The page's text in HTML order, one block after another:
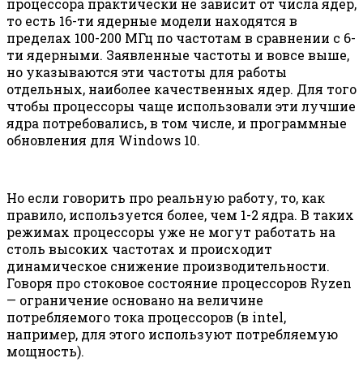
процессора практически не зависит от числа ядер,
то есть 16-ти ядерные модели находятся в
пределах 100-200 МГц по частотам в сравнении с 6-
ти ядерными. Заявленные частоты и вовсе выше,
но указываются эти частоты для работы
отдельных, наиболее качественных ядер. Для того
чтобы процессоры чаще использовали эти лучшие
ядра потребовались, в том числе, и программные
обновления для Windows 10.
Но если говорить про реальную работу, то, как
правило, используется более, чем 1-2 ядра. В таких
режимах процессоры уже не могут работать на
столь высоких частотах и происходит
динамическое снижение производительности.
Говоря про стоковое состояние процессоров Ryzen
— ограничение основано на величине
потребляемого тока процессоров (в intel,
например, для этого используют потребляемую
мощность).